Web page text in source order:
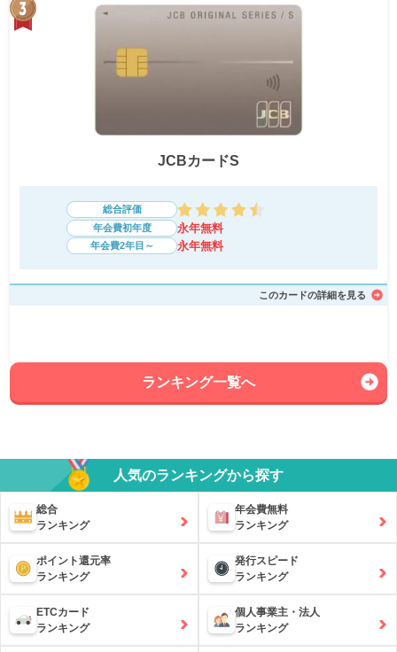
JCBカードS
総合評価
年会費初年度
永年無料
年会費2年目～ 永年無料
このカードの詳細を見る
ランキング一覧へ
人気のランキングから探す
総合
ランキング
年会費無料
ランキング
ポイント還元率
ランキング
発行スピード
ランキング
ETCカード
ランキング
個人事業主・法人
ランキング